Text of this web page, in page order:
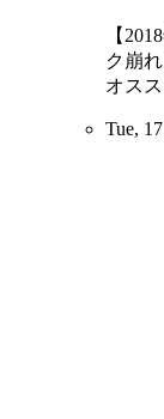
【
ク崩
オス
Tue,